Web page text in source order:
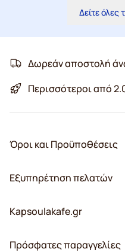
Δείτε όλες
Δωρεάν αποστολή
Περισσότεροι από
Όροι και Προϋποθέσεις
Εξυπηρέτηση πελατών
Kapsoulakafe.gr
Πρόσφατες παραγγελίες